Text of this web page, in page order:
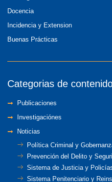
Docencia
Incidencia y Extension
Buenas Prácticas
Categorias de
Publicaciones
Investigaciónes
Noticias
Política Criminal y
Prevención del Delito y
Sistema de Justicia y
Sistema Penitenciario y